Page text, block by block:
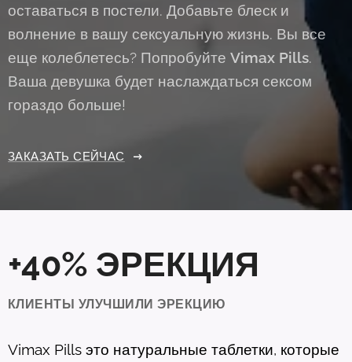
оставаться в постели. Добавьте блеск и
волнение в вашу сексуальную жизнь. Вы все
еще колеблетесь? Попробуйте Vimax Pills.
Ваша девушка будет наслаждаться сексом
гораздо больше!
ЗАКАЗАТЬ СЕЙЧАС
+40% ЭРЕКЦИЯ
КЛИЕНТЫ УЛУЧШИЛИ ЭРЕКЦИЮ
Vimax Pills это натуральные таблетки, которые